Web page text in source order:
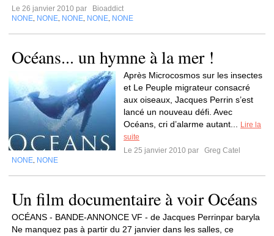
Le 26 janvier 2010 par
Bioaddict
NONE NONE NONE NONE NONE
Océans... un hymne à la mer !
Après Microcosmos sur les insectes
et Le Peuple migrateur consacré
aux oiseaux, Jacques Perrin s’est
lancé un nouveau défi. Avec
Océans, cri d’alarme autant...
Lire la
suite
Le 25 janvier 2010 par
Greg Catel
NONE NONE
Un film documentaire à voir Océans
OCÉANS - BANDE-ANNONCE VF - de Jacques Perrinpar baryla
Ne manquez pas à partir du 27 janvier dans les salles, ce